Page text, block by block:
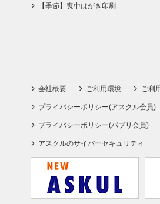
【季節】喪中はがき印刷
会社概要 ご利用環境 ご利
プライバシーポリシー(アスクル会員)
プライバシーポリシー(パプリ会員)
アスクルのサイバーセキュリティ